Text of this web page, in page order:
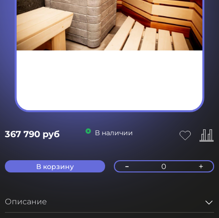
367 790 руб В наличии
В корзину - 0 +
Описание